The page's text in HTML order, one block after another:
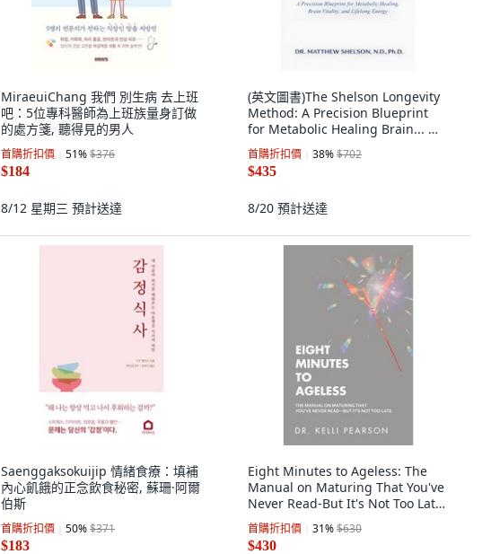
MiraeuiChang 我們 別生病 去上班
吧：5位專科醫師為上班族量身訂做
的處方箋, 聽得見的男人
首購折扣價 51%$376
$184
8/12 星期三 預計送達
(英文圖書)The Shelson Longevity
Method: A Precision Blueprint
for Metabolic Healing Brain... 平
裝版, Page Publishing, 英文
首購折扣價 38%$702
$435
8/20 預計送達
Saenggaksokuijip 情緒食療：填補
內心飢餓的正念飲食秘密, 蘇珊·阿爾
伯斯
首購折扣價 50%$371
$183
Eight Minutes to Ageless: The
Manual on Maturing That You've
Never Read-But It's Not Too Late
平裝版, Balboa Press, 英文
首購折扣價 31%$630
$430